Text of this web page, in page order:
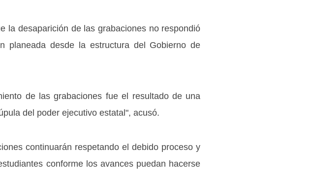
la desaparición de las grabaciones no respondió
planeada desde la estructura del Gobierno de
de las grabaciones fue el resultado de una
del poder ejecutivo estatal", acusó.
continuarán respetando el debido proceso y
conforme los avances puedan hacerse